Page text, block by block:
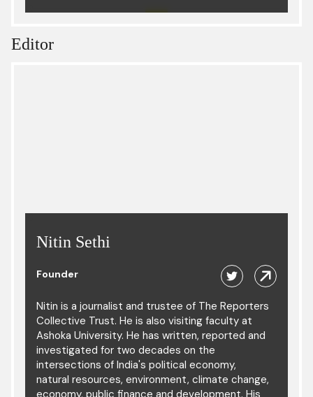
education and climate.
Editor
Nitin Sethi
Founder
Nitin is a journalist and trustee of The Reporters
Collective Trust. He is also visiting faculty at
Ashoka University. He has written, reported and
investigated for two decades on the
intersections of India's political economy,
natural resources, environment, climate change,
economy, public finance and development. His